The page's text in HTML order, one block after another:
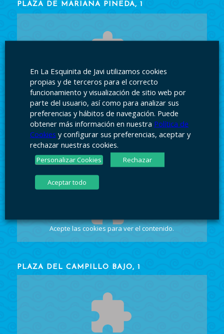
PLAZA DE MARIANA PINEDA, 1
Acepte las cookiespara ver el contenido.
PLAZA DEL CAMPILLO BAJO, 1
Acepte las cookiespara ver el contenido.
PLAZA DEL CAMPILLO BAJO, 1
En La Esquinita de Javi utilizamos cookies
propias y de terceros para el correcto
funcionamiento y visualización de sitio web por
parte del usuario, así como para analizar sus
preferencias y hábitos de navegación. Puede
obtener más información en nuestra Política de
Cookies y configurar sus preferencias, aceptar y
rechazar nuestras cookies.
Personalizar Cookies Rechazar
Aceptar todo